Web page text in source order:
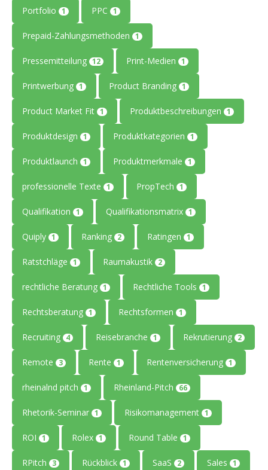
Portfolio 1 PPC 1
Prepaid-Zahlungsmethoden 1
Pressemitteilung 12 Print-Medien 1
Printwerbung 1 Product Branding 1
Product Market Fit 1 Produktbeschreibungen 1
Produktdesign 1 Produktkategorien 1
Produktlaunch 1 Produktmerkmale 1
professionelle Texte 1 PropTech 1
Qualifikation 1 Qualifikationsmatrix 1
Quiply 1 Ranking 2 Ratingen 1
Ratstchläge 1 Raumakustik 2
rechtliche Beratung 1 Rechtliche Tools 1
Rechtsberatung 1 Rechtsformen 1
Recruiting 4 Reisebranche 1 Rekrutierung 2
Remote 3 Rente 1 Rentenversicherung 1
rheinalnd pitch 1 Rheinland-Pitch 66
Rhetorik-Seminar 1 Risikomanagement 1
ROI 1 Rolex 1 Round Table 1
RPitch 3 Rückblick 1 SaaS 2 Sales 1